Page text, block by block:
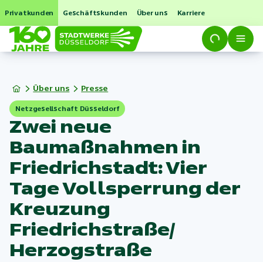
Privatkunden Geschäftskunden Über uns Karriere
Über uns Presse
Netzgesellschaft Düsseldorf
Zwei neue
Baumaßnahmen in
Friedrichstadt: Vier
Tage Vollsperrung der
Kreuzung
Friedrichstraße/
Herzogstraße